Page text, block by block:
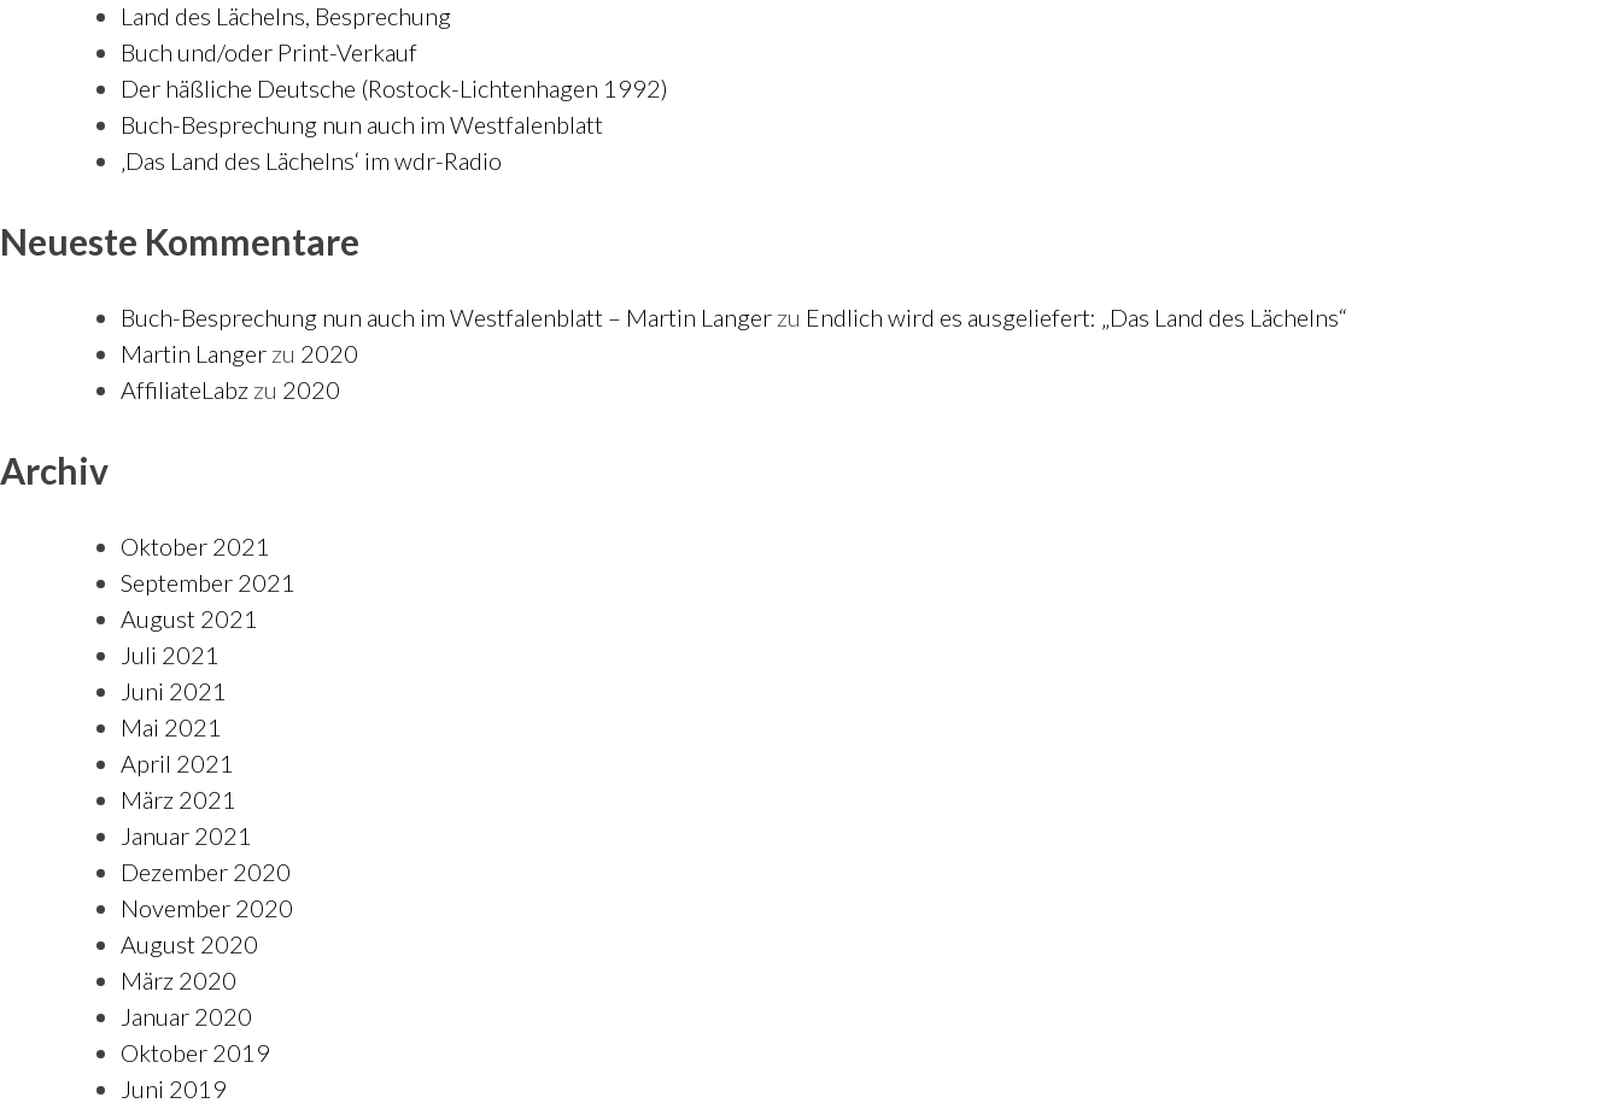
Land des Lächelns, Besprechung
Buch und/oder Print-Verkauf
Der häßliche Deutsche (Rostock-Lichtenhagen 1992)
Buch-Besprechung nun auch im Westfalenblatt
‚Das Land des Lächelns‘ im wdr-Radio
Neueste Kommentare
Buch-Besprechung nun auch im Westfalenblatt – Martin Langer zu Endlich wird es ausgeliefert: „Das Land des Lächelns“
Martin Langer zu 2020
AffiliateLabz zu 2020
Archiv
Oktober 2021
September 2021
August 2021
Juli 2021
Juni 2021
Mai 2021
April 2021
März 2021
Januar 2021
Dezember 2020
November 2020
August 2020
März 2020
Januar 2020
Oktober 2019
Juni 2019